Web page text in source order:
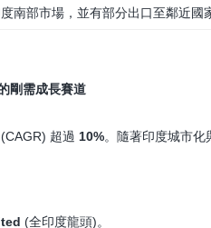
南部市場，並有部分出口至鄰近國
剛需成長賽道
超過 10%。隨著印度城市
(全印度龍頭)。